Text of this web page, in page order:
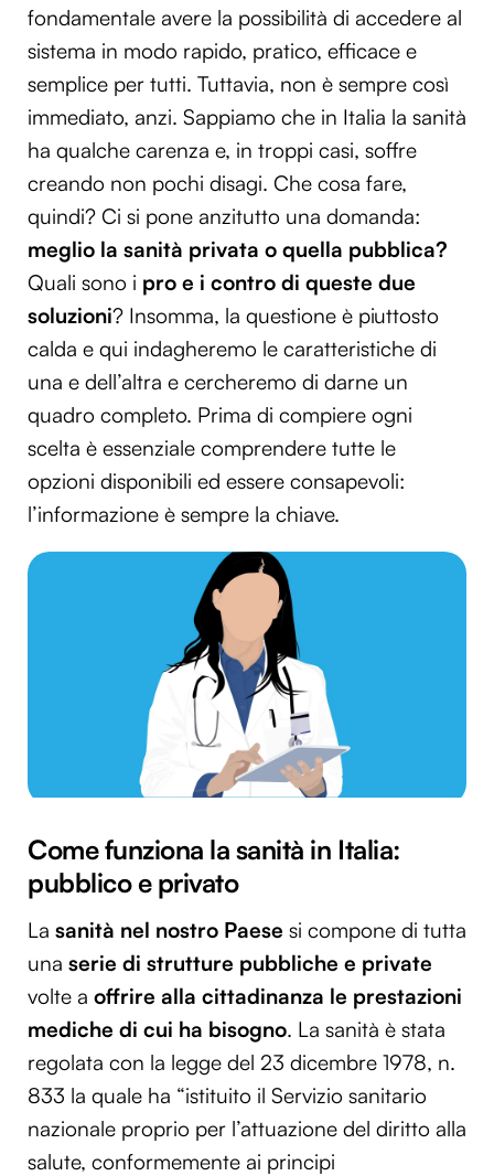
fondamentale avere la possibilità di accedere al
sistema in modo rapido, pratico, efficace e
semplice per tutti. Tuttavia, non è sempre così
immediato, anzi. Sappiamo che in Italia la sanità
ha qualche carenza e, in troppi casi, soffre
creando non pochi disagi. Che cosa fare,
quindi? Ci si pone anzitutto una domanda:
meglio la sanità privata o quella pubblica?
Quali sono i pro e i contro di queste due
soluzioni? Insomma, la questione è piuttosto
calda e qui indagheremo le caratteristiche di
una e dell’altra e cercheremo di darne un
quadro completo. Prima di compiere ogni
scelta è essenziale comprendere tutte le
opzioni disponibili ed essere consapevoli:
l’informazione è sempre la chiave.
Come funziona la sanità in Italia:
pubblico e privato
La sanità nel nostro Paese si compone di tutta
una serie di strutture pubbliche e private
volte a offrire alla cittadinanza le prestazioni
mediche di cui ha bisogno. La sanità è stata
regolata con la legge del 23 dicembre 1978, n.
833 la quale ha “istituito il Servizio sanitario
nazionale proprio per l’attuazione del diritto alla
salute, conformemente ai principi